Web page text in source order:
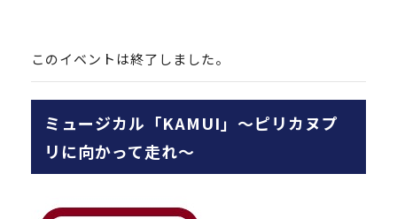
このイベントは終了しました。
ミュージカル「KAMUI」～ピリカヌプ
リに向かって走れ～